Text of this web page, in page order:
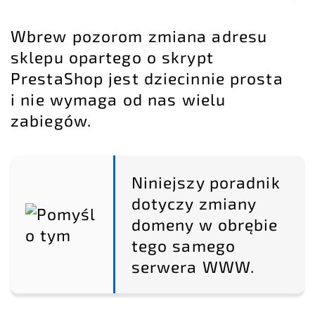
Wbrew pozorom zmiana adresu
sklepu opartego o skrypt
PrestaShop jest dziecinnie prosta
i nie wymaga od nas wielu
zabiegów.
Niniejszy poradnik
dotyczy zmiany
domeny w obrębie
tego samego
serwera WWW.